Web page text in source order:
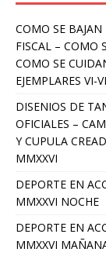
COMO SE
FISCAL – COMO
COMO SE
EJEMPLARES VI-
DISENIOS DE
OFICIALES –
Y CUPULA
MMXXVI
DEPORTE EN
MMXXVI NOCHE
DEPORTE EN
MMXXVI